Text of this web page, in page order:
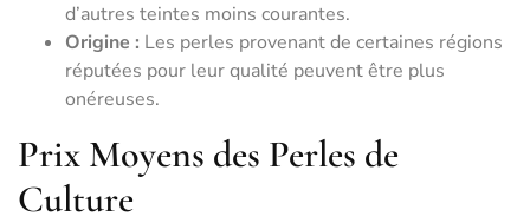
d’autres teintes moins courantes.
Origine : Les perles provenant de certaines régions
réputées pour leur qualité peuvent être plus
onéreuses.
Prix Moyens des Perles de
Culture